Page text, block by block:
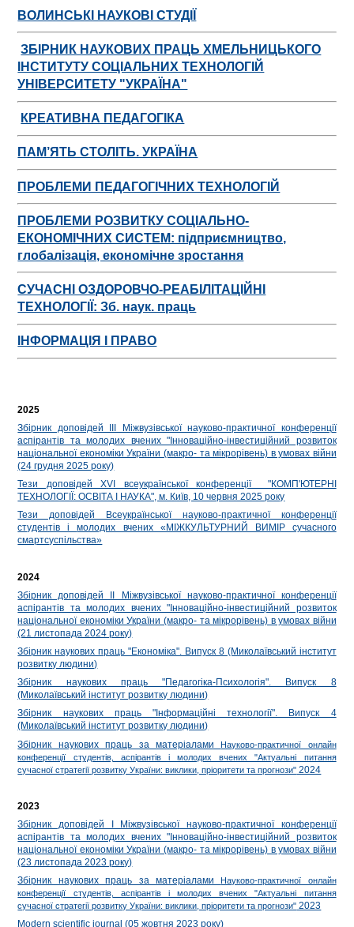
ВОЛИНСЬКІ НАУКОВІ СТУДІЇ
ЗБІРНИК НАУКОВИХ ПРАЦЬ ХМЕЛЬНИЦЬКОГО
ІНСТИТУТУ СОЦІАЛЬНИХ ТЕХНОЛОГІЙ
УНІВЕРСИТЕТУ "УКРАЇНА"
КРЕАТИВНА ПЕДАГОГІКА
ПАМ’ЯТЬ СТОЛІТЬ. УКРАЇНА
ПРОБЛЕМИ ПЕДАГОГІЧНИХ ТЕХНОЛОГІЙ
ПРОБЛЕМИ РОЗВИТКУ СОЦІАЛЬНО-
ЕКОНОМІЧНИХ СИСТЕМ: підприємництво,
глобалізація, економічне зростання
СУЧАСНІ ОЗДОРОВЧО-РЕАБІЛІТАЦІЙНІ
ТЕХНОЛОГІЇ: Зб. наук. праць
ІНФОРМАЦІЯ І ПРАВО
2025
Збірник доповідей ІIІ Міжвузівської науково-практичної конференції
аспірантів та молодих вчених "Інноваційно-інвестиційний розвиток
національної економіки України (макро- та мікрорівень) в умовах війни
(24 грудня 2025 року)
Тези доповідей XVI всеукраїнської конференції "КОМП'ЮТЕРНІ
ТЕХНОЛОГІЇ: ОСВІТА І НАУКА", м. Київ, 10 червня 2025 року
Тези доповідей Всеукраїнської науково-практичної конференції
студентів імолодих вчених «МІЖКУЛЬТУРНИЙ ВИМІР сучасного
смартсуспільства»
2024
Збірник доповідей ІІ Міжвузівської науково-практичної конференції
аспірантів та молодих вчених "Інноваційно-інвестиційний розвиток
національної економіки України (макро- та мікрорівень) в умовах війни
(21 листопада 2024 року)
Збірник наукових праць "Економіка". Випуск 8 (Миколаївський інститут
розвитку людини)
Збірник наукових праць "Педагогіка-Психологія". Випуск 8
(Миколаївський інститут розвитку людини)
Збірник наукових праць "Інформаційні технології". Випуск 4
(Миколаївський інститут розвитку людини)
Збірник наукових праць за матеріаламиНауково-практичної онлайн
конференції студентів, аспірантів і молодих вчених "Актуальні питання
сучасної стратегії розвитку України: виклики, пріоритети та прогнози" 2024
2023
Збірник доповідей І Міжвузівської науково-практичної конференції
аспірантів та молодих вчених "Інноваційно-інвестиційний розвиток
національної економіки України (макро- та мікрорівень) в умовах війни
(23 листопада 2023 року)
Збірник наукових праць за матеріаламиНауково-практичної онлайн
конференції студентів, аспірантів і молодих вчених "Актуальні питання
сучасної стратегії розвитку України: виклики, пріоритети та прогнози" 2023
Modern scientific journal (05 жовтня 2023 року)